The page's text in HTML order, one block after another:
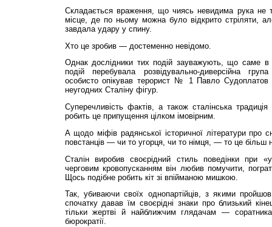
Складається враження, що чиясь невидима рука не
місце, де по ньому можна було відкрито стріляти,
завдала удару у спину.
Хто це зробив — достеменно невідомо.
Однак дослідники тих подій зауважують, що саме в
подій перебувала розвідувально-диверсійна
особисто опікував терорист № 1 Павло
неугодних Сталіну фігур.
Суперечливість фактів, а також сталінська
робить це припущення цілком імовірним.
А щодо міфів радянської історичної літератури про
повстанців — чи то угорця, чи то німця, — то це більш
Сталін виробив своєрідний стиль поведінки при
черговим кровопусканням він любив помучити,
Щось подібне робить кіт зі впійманою мишкою.
Так, убиваючи своїх однопартійців, з якими
спочатку давав їм своєрідні знаки про близький
тільки жертві й найближчим глядачам —
бюрократії.